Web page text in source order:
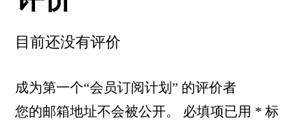
目前还没有评价
成为第一个“会员订阅计划” 的评价者
您的邮箱地址不会被公开。
必填项已用 * 标